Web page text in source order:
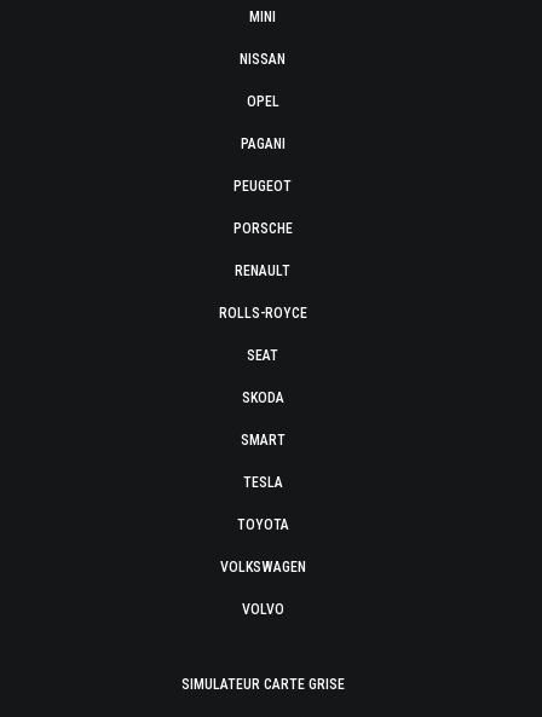
MINI
NISSAN
OPEL
PAGANI
PEUGEOT
PORSCHE
RENAULT
ROLLS-ROYCE
SEAT
SKODA
SMART
TESLA
TOYOTA
VOLKSWAGEN
VOLVO
SIMULATEUR CARTE GRISE